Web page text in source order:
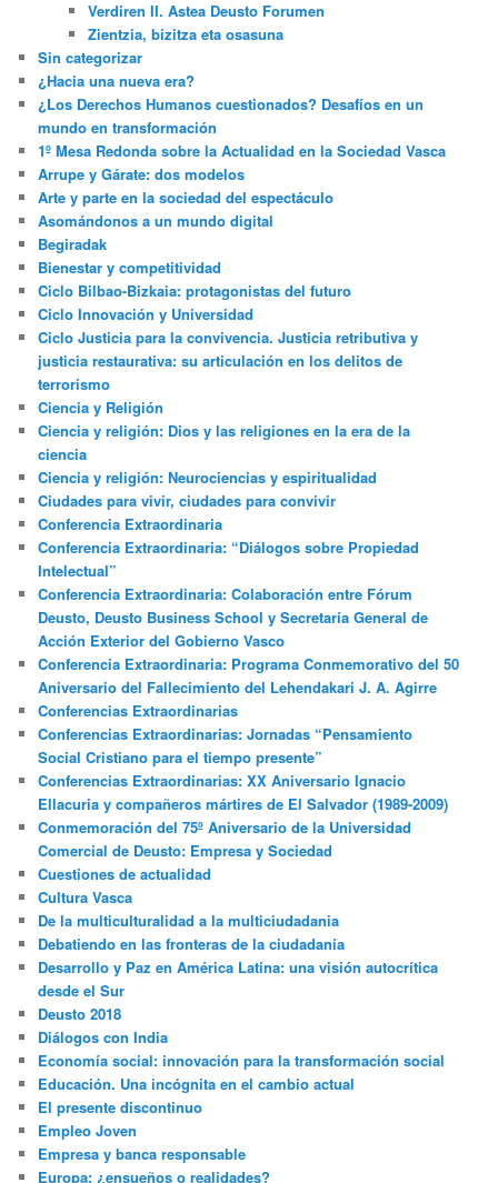
Verdiren II. Astea Deusto Forumen
Zientzia, bizitza eta osasuna
Sin categorizar
¿Hacia una nueva era?
¿Los Derechos Humanos cuestionados? Desafíos en un
mundo en transformación
1º Mesa Redonda sobre la Actualidad en la Sociedad Vasca
Arrupe y Gárate: dos modelos
Arte y parte en la sociedad del espectáculo
Asomándonos a un mundo digital
Begiradak
Bienestar y competitividad
Ciclo Bilbao-Bizkaia: protagonistas del futuro
Ciclo Innovación y Universidad
Ciclo Justicia para la convivencia. Justicia retributiva y
justicia restaurativa: su articulación en los delitos de
terrorismo
Ciencia y Religión
Ciencia y religión: Dios y las religiones en la era de la
ciencia
Ciencia y religión: Neurociencias y espiritualidad
Ciudades para vivir, ciudades para convivir
Conferencia Extraordinaria
Conferencia Extraordinaria: “Diálogos sobre Propiedad
Intelectual”
Conferencia Extraordinaria: Colaboración entre Fórum
Deusto, Deusto Business School y Secretaría General de
Acción Exterior del Gobierno Vasco
Conferencia Extraordinaria: Programa Conmemorativo del 50
Aniversario del Fallecimiento del Lehendakari J. A. Agirre
Conferencias Extraordinarias
Conferencias Extraordinarias: Jornadas “Pensamiento
Social Cristiano para el tiempo presente”
Conferencias Extraordinarias: XX Aniversario Ignacio
Ellacuria y compañeros mártires de El Salvador (1989-2009)
Conmemoración del 75º Aniversario de la Universidad
Comercial de Deusto: Empresa y Sociedad
Cuestiones de actualidad
Cultura Vasca
De la multiculturalidad a la multiciudadania
Debatiendo en las fronteras de la ciudadanía
Desarrollo y Paz en América Latina: una visión autocrítica
desde el Sur
Deusto 2018
Diálogos con India
Economía social: innovación para la transformación social
Educación. Una incógnita en el cambio actual
El presente discontinuo
Empleo Joven
Empresa y banca responsable
Europa: ¿ensueños o realidades?